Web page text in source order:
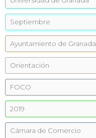
Septiembre
Ayuntamiento de Granada
Orientación
FOCO
2019
Cámara de Comercio